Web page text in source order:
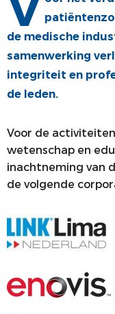
ALV
STATUTEN EN
VACATUREBANK
MEDISCHE
GEDRAGSREGELS
de medische
samenwerking
integriteit en
de leden.
Voor de
wetenschap en
inachtneming van
de volgende